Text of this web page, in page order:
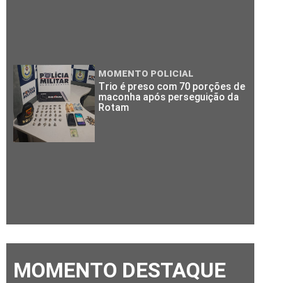
MOMENTO POLICIAL
Trio é preso com 70 porções de
maconha após perseguição da
Rotam
MOMENTO DESTAQUE